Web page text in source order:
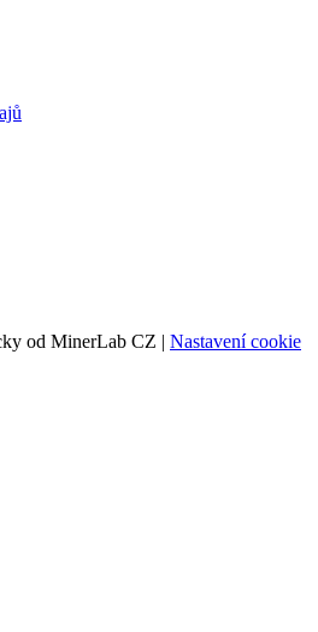
od MinerLab CZ | Nastavení cookie